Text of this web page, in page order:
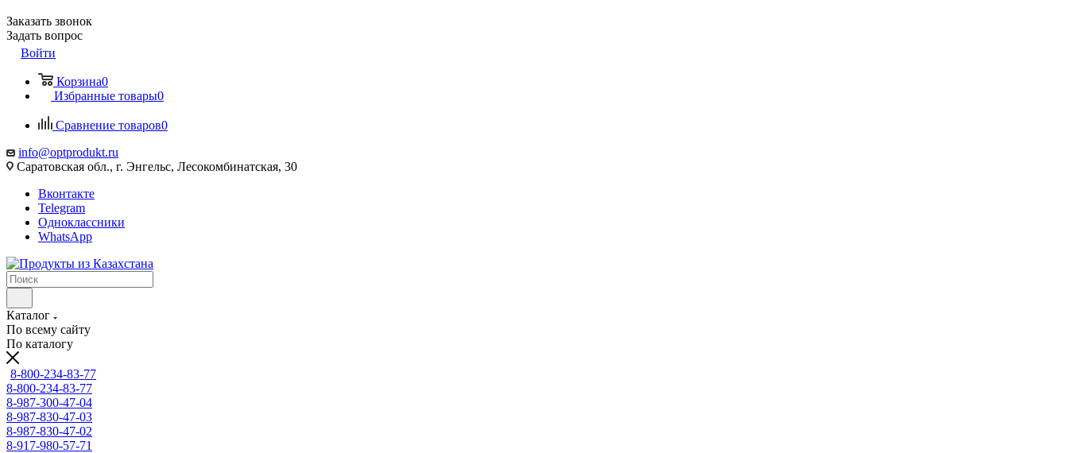
Заказать звонок
Задать вопрос
Войти
Корзина0
Избранные товары0
Сравнение товаров0
info@optprodukt.ru
Саратовская обл., г. Энгельс, Лесокомбинатская, 30
Вконтакте
Telegram
Одноклассники
WhatsApp
Каталог
По всему сайту
По каталогу
8-800-234-83-77
8-800-234-83-77
8-987-300-47-04
8-987-830-47-03
8-987-830-47-02
8-917-980-57-71